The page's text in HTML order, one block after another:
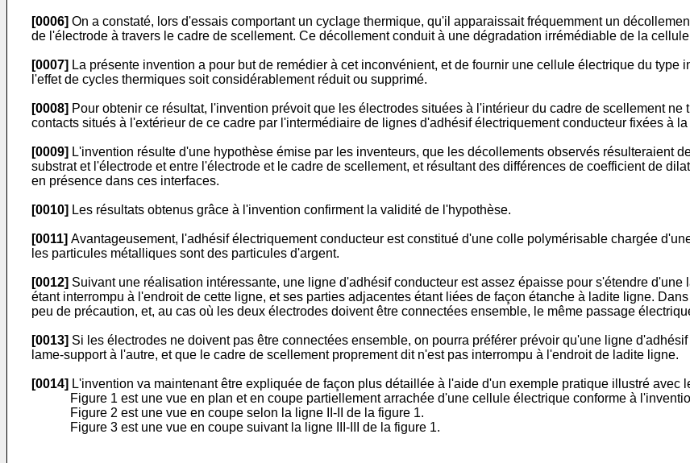
[0006] On a constaté, lors d'essais comportant un cyclage thermique, qu'il apparaissait fréquemment un
de l'électrode à travers le cadre de scellement. Ce décollement conduit à une dégradation irrémédiable de la
[0007] La présente invention a pour but de remédier à cet inconvénient, et de fournir une cellule électrique du
l'effet de cycles thermiques soit considérablement réduit ou supprimé.
[0008] Pour obtenir ce résultat, l'invention prévoit que les électrodes situées à l'intérieur du cadre de scellement
contacts situés à l'extérieur de ce cadre par l'intermédiaire de lignes d'adhésif électriquement conducteur fixées à
[0009] L'invention résulte d'une hypothèse émise par les inventeurs, que les décollements observés résulteraient
substrat et l'électrode et entre l'électrode et le cadre de scellement, et résultant des différences de coefficient de
en présence dans ces interfaces.
[0010] Les résultats obtenus grâce à l'invention confirment la validité de l'hypothèse.
[0011] Avantageusement, l'adhésif électriquement conducteur est constitué d'une colle polymérisable chargée
les particules métalliques sont des particules d'argent.
[0012] Suivant une réalisation intéressante, une ligne d'adhésif conducteur est assez épaisse pour s'étendre
étant interrompu à l'endroit de cette ligne, et ses parties adjacentes étant liées de façon étanche à ladite ligne.
peu de précaution, et, au cas où les deux électrodes doivent être connectées ensemble, le même passage
[0013] Si les électrodes ne doivent pas être connectées ensemble, on pourra préférer prévoir qu'une ligne
lame-support à l'autre, et que le cadre de scellement proprement dit n'est pas interrompu à l'endroit de ladite ligne.
[0014] L'invention va maintenant être expliquée de façon plus détaillée à l'aide d'un exemple pratique illustré avec
Figure 1 est une vue en plan et en coupe partiellement arrachée d'une cellule électrique conforme à
Figure 2 est une vue en coupe selon la ligne II-II de la figure 1.
Figure 3 est une vue en coupe suivant la ligne III-III de la figure 1.